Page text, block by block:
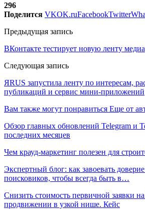
296
Поделится VKOK.ruFacebookTwitter
Предыдущая запись
ВКонтакте тестирует новую ленту
Следующая запись
ЯRUS запустила ленту по интересам,
публикаций и сервис мини-приложений
Вам также могут понравиться Еще от
Обзор главных обновлений Telegram и
последних месяцев
Чем крауд-маркетинг полезен для
Экспертный блог: как завоевать
поисковиков, чтобы всегда быть в…
Снизить стоимость первичной заявки
продвижении в узкой нише. Кейс